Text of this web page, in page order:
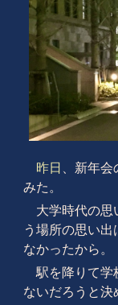
昨日 、新年会
みた。
大学時代の思
う場所の思い
なかったから。
駅を降りて学
ないだろうと決